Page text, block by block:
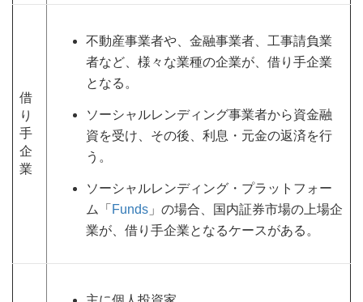
借
り
手
企
業
不動産事業者や、金融事業者、工事請負業
者など、様々な業種の企業が、借り手企業
となる。
ソーシャルレンディング事業者から資金融
資を受け、その後、利息・元金の返済を行
う。
ソーシャルレンディング・プラットフォー
ム「 Funds 」の場合、国内証券市場の上場企
業が、借り手企業となるケースがある。